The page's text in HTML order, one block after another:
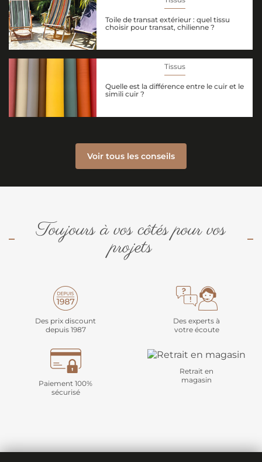
Toile de transat extérieur : quel tissu
choisir pour transat, chilienne ?
Tissus
Quelle est la différence entre le cuir et le
simili cuir ?
Voir tous les conseils
Toujours à vos côtés pour vos
projets
Des prix discount
depuis 1987
Des experts à
votre écoute
Paiement 100%
sécurisé
Retrait en
magasin